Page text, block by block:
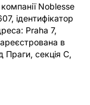
Noblesse
ідентифікатор
Praha 7,
в
Праги, секція C,